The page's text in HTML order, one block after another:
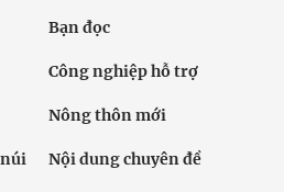
Bạn đọc
Công nghiệp hỗ trợ
Nông thôn mới
Nội dung chuyên đề